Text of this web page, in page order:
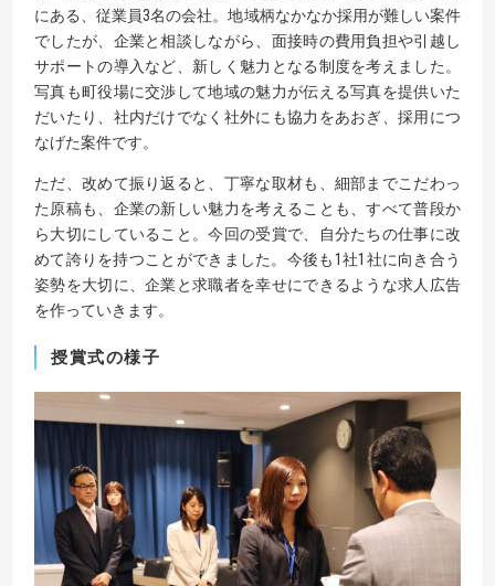
にある、従業員3名の会社。地域柄なかなか採用が難しい案件
でしたが、企業と相談しながら、面接時の費用負担や引越し
サポートの導入など、新しく魅力となる制度を考えました。
写真も町役場に交渉して地域の魅力が伝える写真を提供いた
だいたり、社内だけでなく社外にも協力をあおぎ、採用につ
なげた案件です。
ただ、改めて振り返ると、丁寧な取材も、細部までこだわっ
た原稿も、企業の新しい魅力を考えることも、すべて普段か
ら大切にしていること。今回の受賞で、自分たちの仕事に改
めて誇りを持つことができました。今後も1社1社に向き合う
姿勢を大切に、企業と求職者を幸せにできるような求人広告
を作っていきます。
授賞式の様子